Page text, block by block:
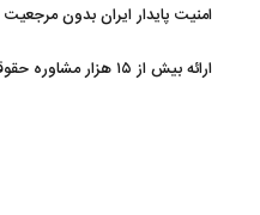
امنیت پایدار ایران بدون
ارائه بیش از ۱۵ هزار